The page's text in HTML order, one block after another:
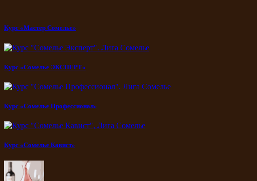
Курс «Мастер Сомелье»
Курс «Сомелье ЭКСПЕРТ»
Курс «Сомелье Профессионал»
Курс «Сомелье Кавист»